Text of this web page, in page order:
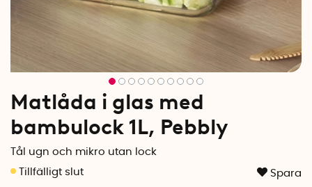
Matlåda i glas med
bambulock 1L, Pebbly
Tål ugn och mikro utan lock
Spara